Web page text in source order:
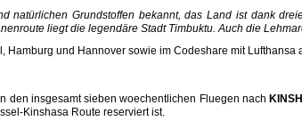
natürlichen Grundstoffen bekannt, das Land ist dank
liegt die legendäre Stadt Timbuktu. Auch die
und Hannover sowie im Codeshare mit Lufthansa
den insgesamt sieben woechentlichen Fluegen nach
Kinshasa Route reserviert ist.